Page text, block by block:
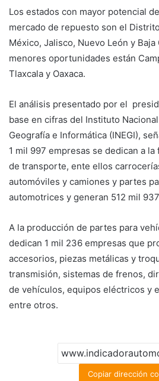
Los estados con mayor potencial
mercado de repuesto son el
México, Jalisco, Nuevo León y
menores oportunidades están
Tlaxcala y Oaxaca.
El análisis presentado por el
base en cifras del Instituto
Geografía e Informática (INEGI),
1 mil 997 empresas se dedican a
de transporte, ente ellos
automóviles y camiones y partes
automotrices y generan 512 mil
A la producción de partes para
dedican 1 mil 236 empresas que
accesorios, piezas metálicas y
transmisión, sistemas de frenos,
de vehículos, equipos eléctricos y
entre otros.
Copiar dirección